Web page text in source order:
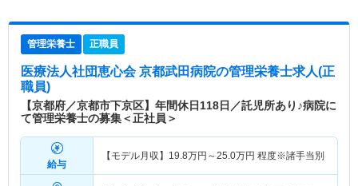
管理栄養士 正職員
医療法人社団恵心会 京都武田病院の管理栄養士求人(正
職員)
【京都府／京都市下京区】年間休日118日／託児所あり♪病院に
て管理栄養士の募集＜正社員＞
給与
【モデル月収】 19.8万円～25.0万円 程度※諸手当別